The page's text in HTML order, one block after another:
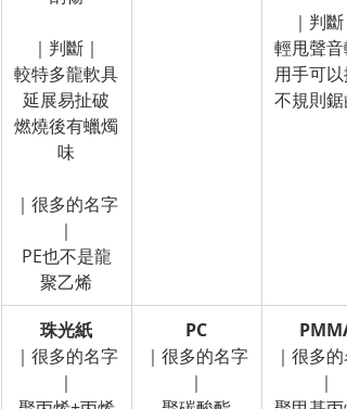
｜判斷｜
較特多龍軟具
延展易扯破
燃燒後有蠟燭
味
｜很多的名字
｜
PE也不是龍
聚乙烯
｜判斷
輕甩聲音
用手可以
不規則鋸
珠光紙
｜很多的名字
｜
PC
｜很多的名字
｜
PMMA
｜很多的
｜